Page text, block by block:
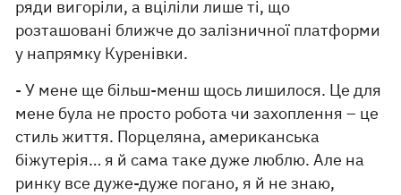
ряди вигоріли, а вціліли лише ті, що
розташовані ближче до залізничної платформи
у напрямку Куренівки.
- У мене ще більш-менш щось лишилося. Це для
мене була не просто робота чи захоплення – це
стиль життя. Порцеляна, американська
біжутерія… я й сама таке дуже люблю. Але на
ринку все дуже-дуже погано, я й не знаю,